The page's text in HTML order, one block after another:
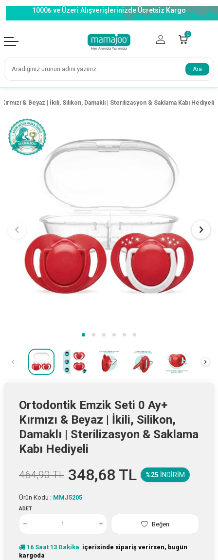
1000₺ ve Üzeri Alışverişlerinizde Ücretsiz Kargo
0
Ara
& Beyaz | İkili, Silikon, Damaklı | Sterilizasyon & Saklama Kabı Hediyeli
Ortodontik Emzik Seti 0 Ay+
Kırmızı & Beyaz | İkili, Silikon,
Damaklı | Sterilizasyon & Saklama
Kabı Hediyeli
464,90TL 348,68 TL %25 İNDIRIM
Ürün Kodu : MMJ5205
ADET
Beğen
16 Saat 13 Dakika içerisinde sipariş verirsen, bugün
kargoda